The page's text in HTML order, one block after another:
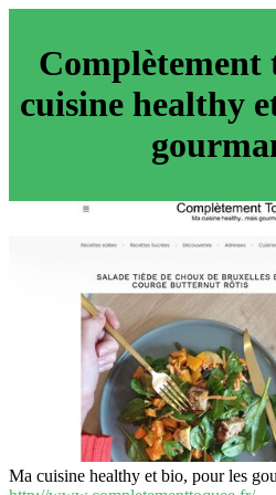
Complète­ment
cuisine healthy
Ma cuisine healthy et bio, pour les